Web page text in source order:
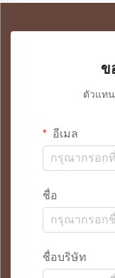
ข
ตัวแท
อีเมล
ชื่อ
ชื่อบริษัท